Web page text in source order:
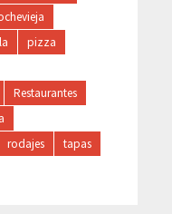
pizza
Restaurantes
rodajes
tapas